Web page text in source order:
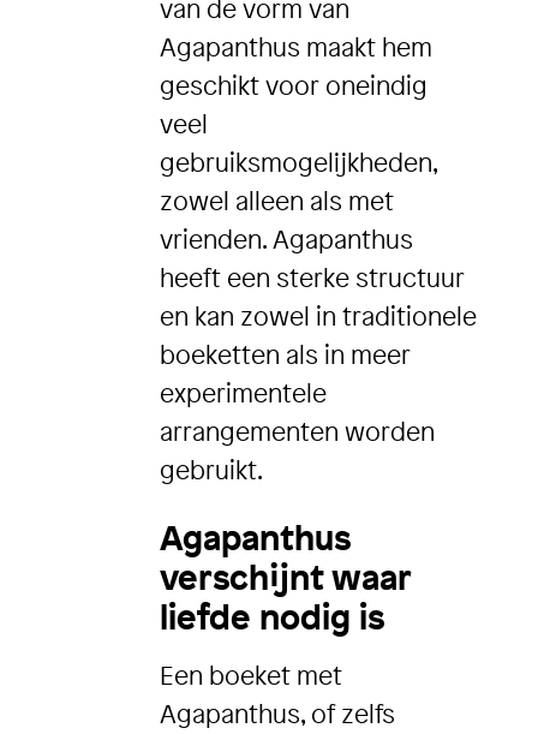
van de vorm van
Agapanthus maakt hem
geschikt voor oneindig
veel
gebruiksmogelijkheden,
zowel alleen als met
vrienden. Agapanthus
heeft een sterke structuur
en kan zowel in traditionele
boeketten als in meer
experimentele
arrangementen worden
gebruikt.
Agapanthus
verschijnt waar
liefde nodig is
Een boeket met
Agapanthus, of zelfs